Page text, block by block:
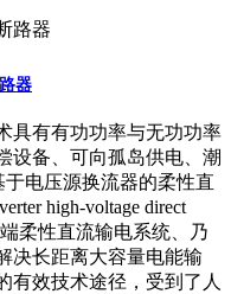
器
有有功功率与无功功率
设备、可向孤岛供电、潮
电压源换流器的柔性直
high-voltage direct
柔性直流输电系统、乃
决长距离大容量电能输
有效技术途径，受到了人